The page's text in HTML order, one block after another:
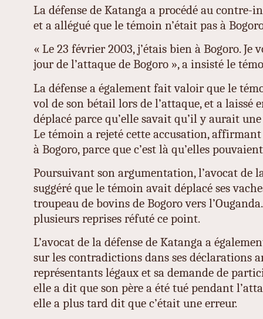
La défense de Katanga a procédé au
et a allégué que le témoin n’était pas à
« Le 23 février 2003, j’étais bien à Bogoro. Je
jour de l’attaque de Bogoro », a insisté le
La défense a également fait valoir que le
vol de son bétail lors de l’attaque, et a laissé
déplacé parce qu’elle savait qu’il y aurait
Le témoin a rejeté cette accusation,
à Bogoro, parce que c’est là qu’elles
Poursuivant son argumentation, l’avocat de
suggéré que le témoin avait déplacé ses
troupeau de bovins de Bogoro vers
plusieurs reprises réfuté ce point.
L’avocat de la défense de Katanga a
sur les contradictions dans ses déclarations
représentants légaux et sa demande de
elle a dit que son père a été tué pendant
elle a plus tard dit que c’était une erreur.